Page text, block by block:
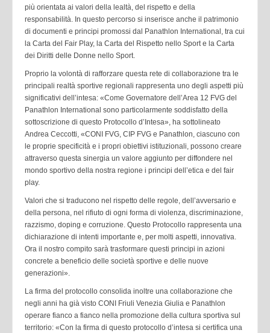
più orientata ai valori della lealtà, del rispetto e della
responsabilità. In questo percorso si inserisce anche il patrimonio
di documenti e principi promossi dal Panathlon International, tra cui
la Carta del Fair Play, la Carta del Rispetto nello Sport e la Carta
dei Diritti delle Donne nello Sport.
Proprio la volontà di rafforzare questa rete di collaborazione tra le
principali realtà sportive regionali rappresenta uno degli aspetti più
significativi dell’intesa: «Come Governatore dell’Area 12 FVG del
Panathlon International sono particolarmente soddisfatto della
sottoscrizione di questo Protocollo d’Intesa», ha sottolineato
Andrea Ceccotti, «CONI FVG, CIP FVG e Panathlon, ciascuno con
le proprie specificità e i propri obiettivi istituzionali, possono creare
attraverso questa sinergia un valore aggiunto per diffondere nel
mondo sportivo della nostra regione i principi dell’etica e del fair
play.
Valori che si traducono nel rispetto delle regole, dell’avversario e
della persona, nel rifiuto di ogni forma di violenza, discriminazione,
razzismo, doping e corruzione. Questo Protocollo rappresenta una
dichiarazione di intenti importante e, per molti aspetti, innovativa.
Ora il nostro compito sarà trasformare questi principi in azioni
concrete a beneficio delle società sportive e delle nuove
generazioni».
La firma del protocollo consolida inoltre una collaborazione che
negli anni ha già visto CONI Friuli Venezia Giulia e Panathlon
operare fianco a fianco nella promozione della cultura sportiva sul
territorio: «Con la firma di questo protocollo d’intesa si certifica una